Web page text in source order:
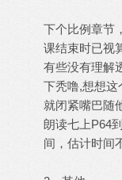
下个比例章节
课结束时已视
有些没有理解
下秃噜,想想这
就闭紧嘴巴随
朗读七上P64
间，估计时间